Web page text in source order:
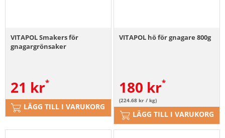
VITAPOL Smakers för
gnagargrönsaker
21 kr
LÄGG TILL I VARUKORG
VITAPOL hö för gnagare 800g
180 kr
(224.68 kr / kg)
LÄGG TILL I VARUKORG